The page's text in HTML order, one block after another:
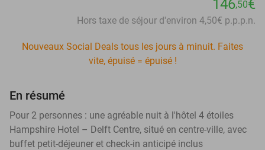
146,50€
Hors taxe de séjour d'environ 4,50€ p.p.p.n.
Nouveaux Social Deals tous les jours à minuit. Faites
vite, épuisé = épuisé !
En résumé
Pour 2 personnes : une agréable nuit à l'hôtel 4 étoiles
Hampshire Hotel – Delft Centre, situé en centre-ville, avec
buffet petit-déjeuner et check-in anticipé inclus